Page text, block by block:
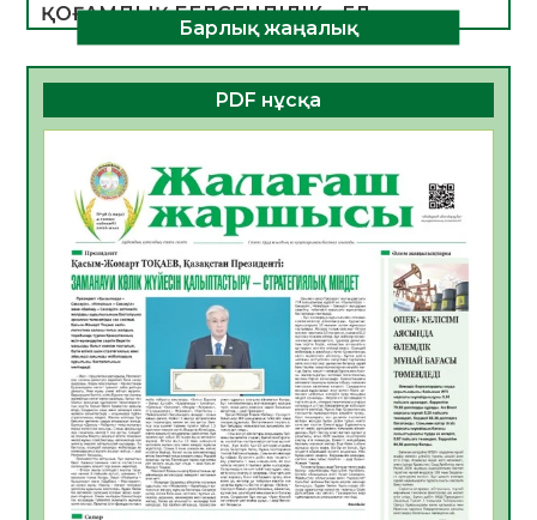
ҚОҒАМДЫҚ БЕЛСЕНДІЛІК – ЕЛ
ДАМУЫНЫҢ НЕГІЗІ
06.08.2026
31 0
ҚҰРЫЛТАЙ САЙЛАУЫ – БОЛАШАҚҚА
БАСТАР ЖАУАПТЫ ТАҢДАУ
06.08.2026
Инфекциялық ауруларға қарсы иммундау
жұмыстарының тиімділігі
06.08.2026
34
Көкжөтел ауруы туралы
06.08.2026
32
АПВ вакцинасы туралы мәлімет
06.08.2026
32
Open Air: Қызылорда облысы полиция
департаменті 20 мыңнан астам
Барлық жаңалық
PDF нұсқа